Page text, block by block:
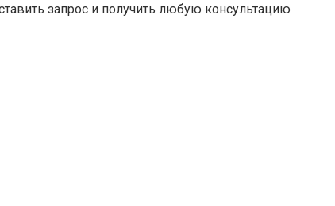
запрос и получить любую консультацию